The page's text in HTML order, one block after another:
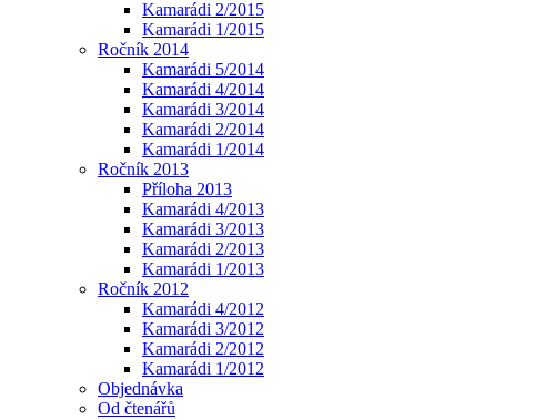
Kamarádi 2/2015
Kamarádi 1/2015
Ročník 2014
Kamarádi 5/2014
Kamarádi 4/2014
Kamarádi 3/2014
Kamarádi 2/2014
Kamarádi 1/2014
Ročník 2013
Příloha 2013
Kamarádi 4/2013
Kamarádi 3/2013
Kamarádi 2/2013
Kamarádi 1/2013
Ročník 2012
Kamarádi 4/2012
Kamarádi 3/2012
Kamarádi 2/2012
Kamarádi 1/2012
Objednávka
Od čtenářů